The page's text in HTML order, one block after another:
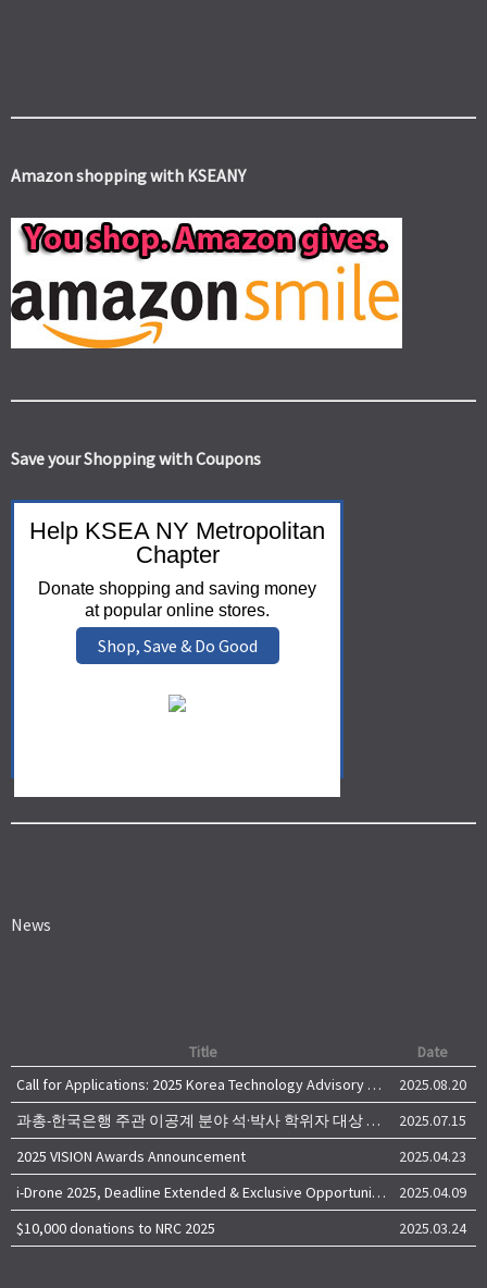
Amazon shopping with KSEANY
Save your Shopping with Coupons
Help KSEA NY Metropolitan
Chapter
Donate shopping and saving money
at popular online stores.
Shop, Save & Do Good
News
Title
Date
Call for Applications: 2025 Korea Technology Advisory Group (K-TAG)
2025.08.20
과총-한국은행 주관 이공계 분야 석·박사 학위자 대상 서베이
2025.07.15
2025 VISION Awards Announcement
2025.04.23
i-Drone 2025, Deadline Extended & Exclusive Opportunity to Travel to Korea!
2025.04.09
$10,000 donations to NRC 2025
2025.03.24